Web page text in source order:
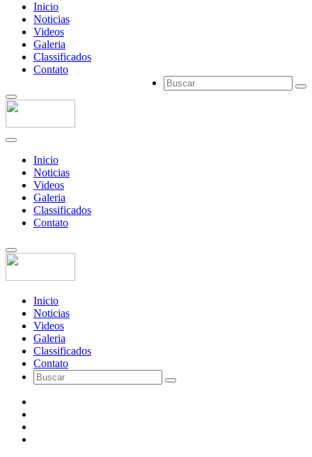
Inicio
Noticias
Videos
Galeria
Classificados
Contato
Inicio
Noticias
Videos
Galeria
Classificados
Contato
Inicio
Noticias
Videos
Galeria
Classificados
Contato